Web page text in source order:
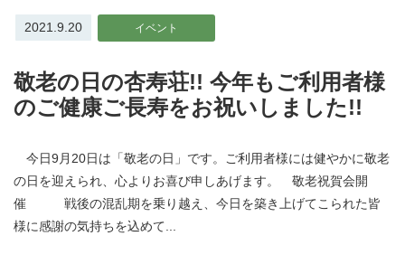
2021.9.20 イベント
敬老の日の杏寿荘!! 今年もご利用者様
のご健康ご長寿をお祝いしました!!
今日9月20日は「敬老の日」です。ご利用者様には健やかに敬老
の日を迎えられ、心よりお喜び申しあげます。 敬老祝賀会開
催 戦後の混乱期を乗り越え、今日を築き上げてこられた皆
様に感謝の気持ちを込めて...